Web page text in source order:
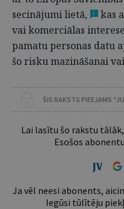
secinājumi lietā,
1
kas
vai komerciālas
pamatu personas datu
šo risku mazināšanai
ŠIS RAKSTS PIEEJAMS
Lai lasītu šo rakstu
Esošos
Ja vēl neesi abonents,
Iegūsi tūlītēju